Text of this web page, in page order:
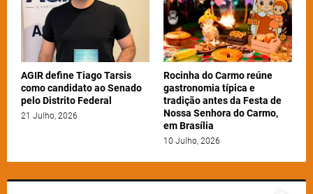
AGIR define Tiago Tarsis
como candidato ao Senado
pelo Distrito Federal
21 Julho, 2026
Rocinha do Carmo reúne
gastronomia típica e
tradição antes da Festa de
Nossa Senhora do Carmo,
em Brasília
10 Julho, 2026